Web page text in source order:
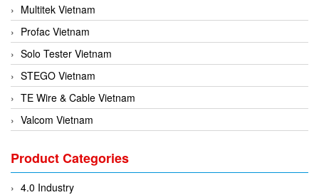
Multitek Vietnam
Profac Vietnam
Solo Tester Vietnam
STEGO Vietnam
TE Wire & Cable Vietnam
Valcom Vietnam
3CTEST Vietnam
4B VietNam Vietnam
Product Categories
4.0 Industry